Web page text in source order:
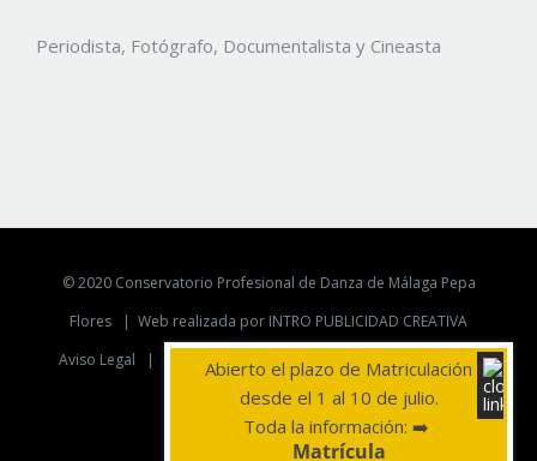
Periodista, Fotógrafo, Documentalista y Cineasta
© 2020 Conservatorio Profesional de Danza de Málaga Pepa
Flores | Web realizada por INTRO PUBLICIDAD CREATIVA
Aviso Legal | Politica de Privacidad | Politica de Cookies
Instagram
Telegram
Abierto el plazo de Matriculación
desde el 1 al 10 de julio.
Toda la información: ➡️
Matrícula